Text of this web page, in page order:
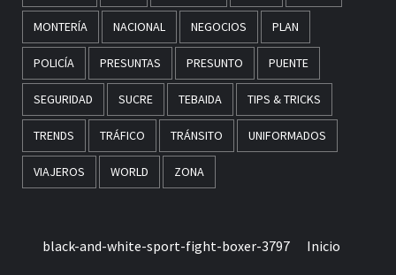
MONTERÍA NACIONAL NEGOCIOS PLAN
POLICÍA PRESUNTAS PRESUNTO PUENTE
SEGURIDAD SUCRE TEBAIDA TIPS & TRICKS
TRENDS TRÁFICO TRÁNSITO UNIFORMADOS
VIAJEROS WORLD ZONA
black-and-white-sport-fight-boxer-3797 Inicio